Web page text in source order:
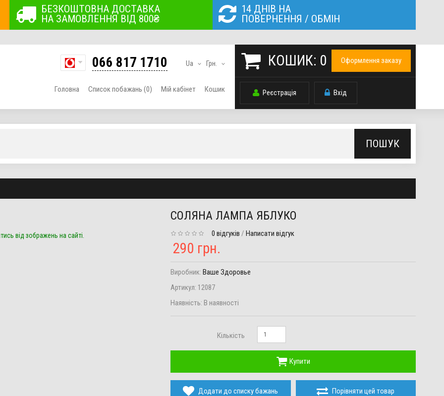
БЕЗКОШТОВНА ДОСТАВКА
НА ЗАМОВЛЕННЯ ВІД 800₴
14 ДНІВ НА
ПОВЕРНЕННЯ / ОБМІН
КОШИК: 0 Оформлення заказу
Реєстрація Вхід
Грн.
Ua
066 817 1710
Головна Список побажань (0) Мій кабінет Кошик
ПОШУК
від зображень на сайті.
СОЛЯНА ЛАМПА ЯБЛУКО
0 відгуків / Написати відгук
290 грн.
Виробник: Ваше Здоровье
Артикул: 12087
Наявність: В наявності
Кількість
Купити
Додати до списку бажань Порівняти цей товар